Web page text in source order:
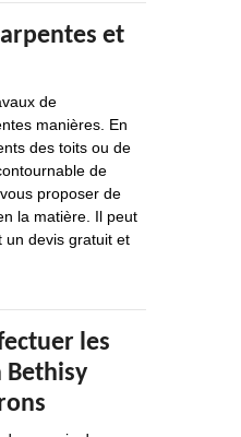
et
de
manières. En
des toits ou de
de
proposer de
la matière. Il peut
un devis gratuit et
les
Bethisy